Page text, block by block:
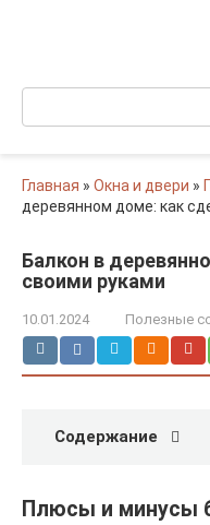
Поиск:
Главная » Окна и двери »
деревянном доме: как
Балкон в
своими руками
10.01.2024 Полезные
Содержание
Плюсы и минусы